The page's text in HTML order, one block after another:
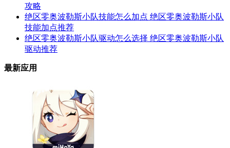
攻略
绝区零奥波勒斯小队技能怎么加点 绝区零奥波勒斯小队
技能加点推荐
绝区零奥波勒斯小队驱动怎么选择 绝区零奥波勒斯小队
驱动推荐
最新应用